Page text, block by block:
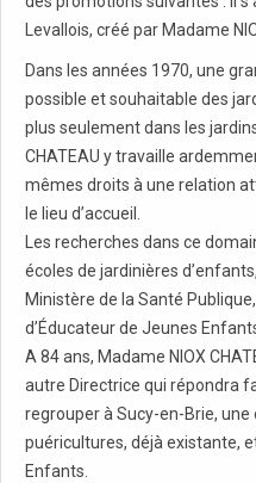
Levallois, créé par Madame
Dans les années 1970, une
possible et souhaitable des
plus seulement dans les
CHATEAU y travaille
mêmes droits à une relation
le lieu d’accueil.
Les recherches dans ce
écoles de jardinières
Ministère de la Santé
d’Éducateur de Jeunes
A 84 ans, Madame NIOX
autre Directrice qui répondra
regrouper à Sucy-en-Brie, une
puéricultures, déjà existante,
Enfants.